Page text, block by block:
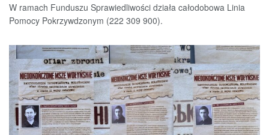
W ramach Funduszu Sprawiedliwości działa całodobowa Linia
Pomocy Pokrzywdzonym (222 309 900).